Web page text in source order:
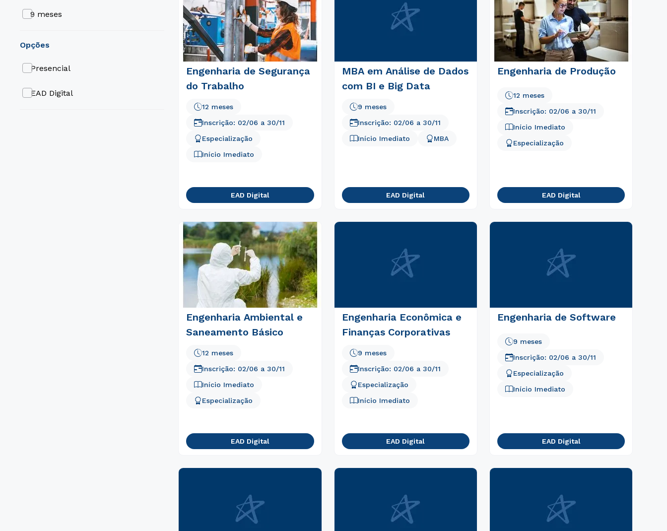
9 meses
opções
Presencial
EAD Digital
Engenharia de Segurança
do Trabalho
Especialização
Início Imediato
12 meses
Inscrição: 02/06 a 30/11
EAD Digital
MBA em Análise de Dados
com BI e Big Data
9 meses
Início Imediato MBA
Inscrição: 02/06 a 30/11
EAD Digital
Engenharia de Produção
Início Imediato
Especialização
12 meses
Inscrição: 02/06 a 30/11
EAD Digital
Engenharia Ambiental e
Saneamento Básico
Início Imediato
12 meses
Especialização
Inscrição: 02/06 a 30/11
EAD Digital
Engenharia Econômica e
Finanças Corporativas
Especialização
9 meses
Início Imediato
Inscrição: 02/06 a 30/11
EAD Digital
Engenharia de Software
Especialização
Início Imediato
9 meses
Inscrição: 02/06 a 30/11
EAD Digital
Estou de acordo com a Política de Privacidade.e
autorizo que meus dados sejam utilizados para o
envio de conteúdos da Cruzeiro do Sul.